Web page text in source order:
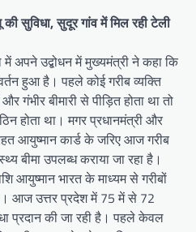
सुविधा, सुदूर गांव में मिल रही टेली
अपने उद्बोधन में मुख्यमंत्री ने कहा कि
हुआ है। पहले कोई गरीब व्यक्ति
गंभीर बीमारी से पीड़ित होता था तो
होता था। मगर प्रधानमंत्री और
आयुष्मान कार्ड के जरिए आज गरीब
बीमा उपलब्ध कराया जा रहा है।
आयुष्मान भारत के माध्यम से गरीबों
आज उत्तर प्रदेश में 75 में से 72
प्रदान की जा रही है। पहले केवल